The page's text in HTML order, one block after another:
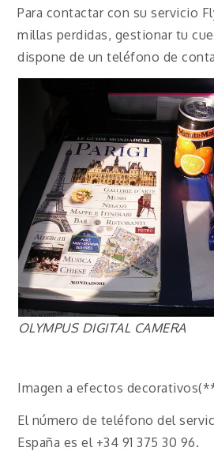
Para contactar con su servicio
millas perdidas, gestionar tu
dispone de un teléfono de
OLYMPUS DIGITAL CAMERA
Imagen a efectos
El número de teléfono del
España es el +34 91 375 30 96.